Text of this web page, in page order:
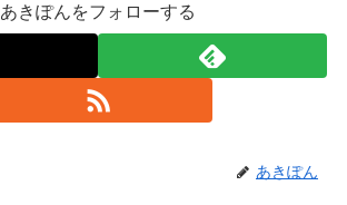
あきぽんをフォローする
あきぽん